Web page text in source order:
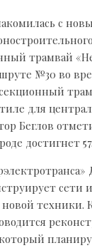
с
трамвай
№30 во
для
Беглов
достигнет 57.
сети
техники.